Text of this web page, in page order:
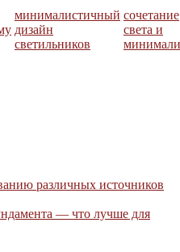
минималистичный
дизайн
светильников
сочетание
света и
различных источников
— что лучше для